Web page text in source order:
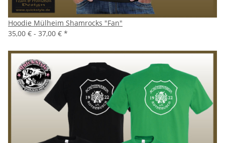
Hoodie Mülheim Shamrocks "Fan"
35,00 € - 37,00 € *